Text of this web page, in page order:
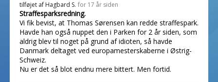
tilføjet af Hagbard S. for 17 år siden
Straffesparksredning.
Vi fik bevist, at Thomas Sørensen kan redde straffespark.
Havde han også nuppet den i Parken for 2 år siden, som
aldrig blev til noget på grund af idioten, så havde
Danmark deltaget ved europamesterskaberne i Østrig-
Schweiz.
Nu er det så blot endnu mere bittert. Men fortid.